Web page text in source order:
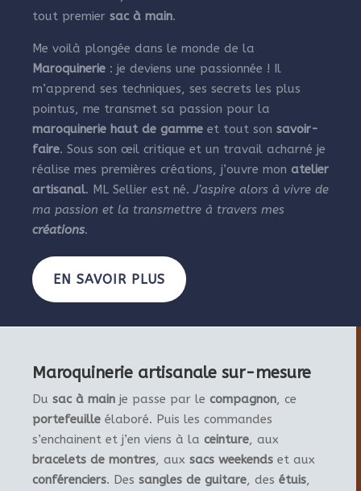
tout premier sac à main.
Me voilà plongée dans le monde de la
Maroquinerie : je deviens une passionnée ! Il
m’apprend ses techniques, ses secrets les plus
pointus, me transmet sa passion pour la
maroquinerie haut de gamme et tout son savoir-
faire. Sous son œil critique et un travail acharné je
réalise mes premières créations, j’ouvre mon atelier
artisanal. ML Sellier est né. J’aspire alors à vivre de
ma passion et la transmettre à travers mes
créations.
EN SAVOIR PLUS
Maroquinerie artisanale sur-mesure
Du sac à main je passe par le compagnon, ce
portefeuille élaboré. Puis les commandes
s’enchainent et j’en viens à la ceinture, aux
bracelets de montres, aux sacs weekends et aux
conférenciers. Des sangles de guitare, des étuis,